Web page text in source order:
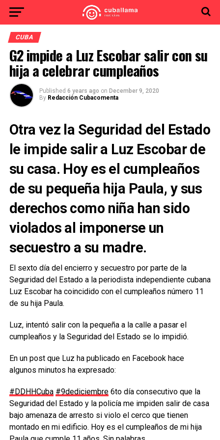
CUBA
G2 impide a Luz Escobar salir con su
hija a celebrar cumpleaños
Published 6 years ago on December 9, 2020
By Redacción Cubacomenta
Otra vez la Seguridad del Estado
le impide salir a Luz Escobar de
su casa. Hoy es el cumpleaños
de su pequeña hija Paula, y sus
derechos como niña han sido
violados al imponerse un
secuestro a su madre.
El sexto día del encierro y secuestro por parte de la
Seguridad del Estado a la periodista independiente cubana
Luz Escobar ha coincidido con el cumpleaños número 11
de su hija Paula.
Luz, intentó salir con la pequeña a la calle a pasar el
cumpleaños y la Seguridad del Estado se lo impidió.
En un post que Luz ha publicado en Facebook hace
algunos minutos ha expresado:
#DDHHCuba #9dediciembre6to día consecutivo que la
Seguridad del Estado y la policía me impiden salir de casa
bajo amenaza de arresto si violo el cerco que tienen
montado en mi edificio. Hoy es el cumpleaños de mi hija